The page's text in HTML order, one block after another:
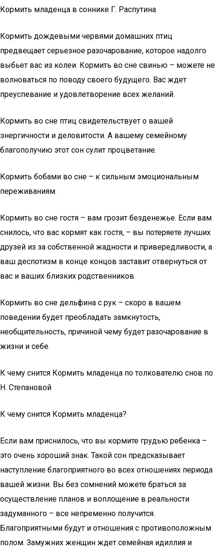
Кормить младенца в соннике Г. Распутина
Кормить дождевыми червями домашних птиц
предвещает серьезное разочарование, которое надолго
выбьет вас из колеи. Кормить во сне свинью – можете не
волноваться по поводу своего будущего. Вас ждет
преуспевание и удовлетворение всех желаний.
Кормить во сне птиц свидетельствует о вашей
энергичности и деловитости. А вашему семейному
благополучию этот сон сулит процветание.
Кормить бобами во сне – к сильным эмоциональным
переживаниям.
Кормить во сне гостя – вам грозит безденежье. Если вам
снилось, что вас кормят как гостя, – вы потеряете лучших
друзей из за собственной жадности и привередливости, а
ваш деспотизм в конце концов заставит отвернуться от
вас и ваших близких родственников.
Кормить во сне дельфина с рук – скоро в вашем
поведении будет преобладать замкнутость,
необщительность, причиной чему будет разочарование в
жизни и себе.
К чему снится Кормить младенца по толкователю снов по
Н. Степановой
К чему снится Кормить младенца?
Если вам приснилось, что вы кормите грудью ребенка –
это очень хороший знак. Такой сон предсказывает
наступление благоприятного во всех отношениях периода
вашей жизни. Вы без сомнений можете браться за
осуществление планов и воплощение в реальности
задуманного – все непременно получится.
Благоприятными будут и отношения с противоположным
полом. Замужних женщин ждет семейная идиллия и